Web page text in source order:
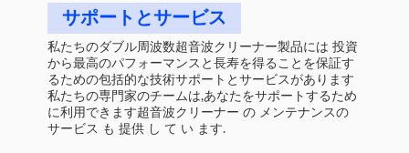
サポートとサービス
私たちのダブル周波数超音波クリーナー製品には 投資
から最高のパフォーマンスと長寿を得ることを保証す
るための包括的な技術サポートとサービスがあります
私たちの専門家のチームは,あなたをサポートするため
に利用できます超音波クリーナー の メンテナンスの
サービス も 提供 し て い ます.